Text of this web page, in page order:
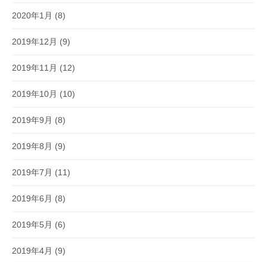
2020年1月 (8)
2019年12月 (9)
2019年11月 (12)
2019年10月 (10)
2019年9月 (8)
2019年8月 (9)
2019年7月 (11)
2019年6月 (8)
2019年5月 (6)
2019年4月 (9)